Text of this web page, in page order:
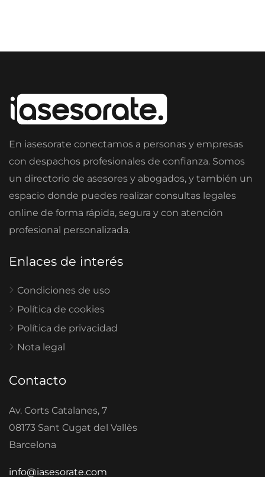
En iasesorate conectamos a personas y empresas
con despachos profesionales de confianza. Somos
un directorio de asesores y abogados, y también un
espacio donde puedes realizar consultas legales
online de forma rápida, segura y con atención
profesional personalizada.
Enlaces de interés
Condiciones de uso
Política de cookies
Política de privacidad
Nota legal
Contacto
Av. Corts Catalanes, 7
08173 Sant Cugat del Vallès
Barcelona
info@iasesorate.com